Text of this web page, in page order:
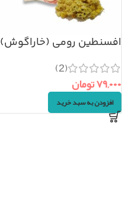
افسنطین رومی (خاراگوش)
(2)
۷۹,۰۰۰تومان
افزودن به سبد خرید